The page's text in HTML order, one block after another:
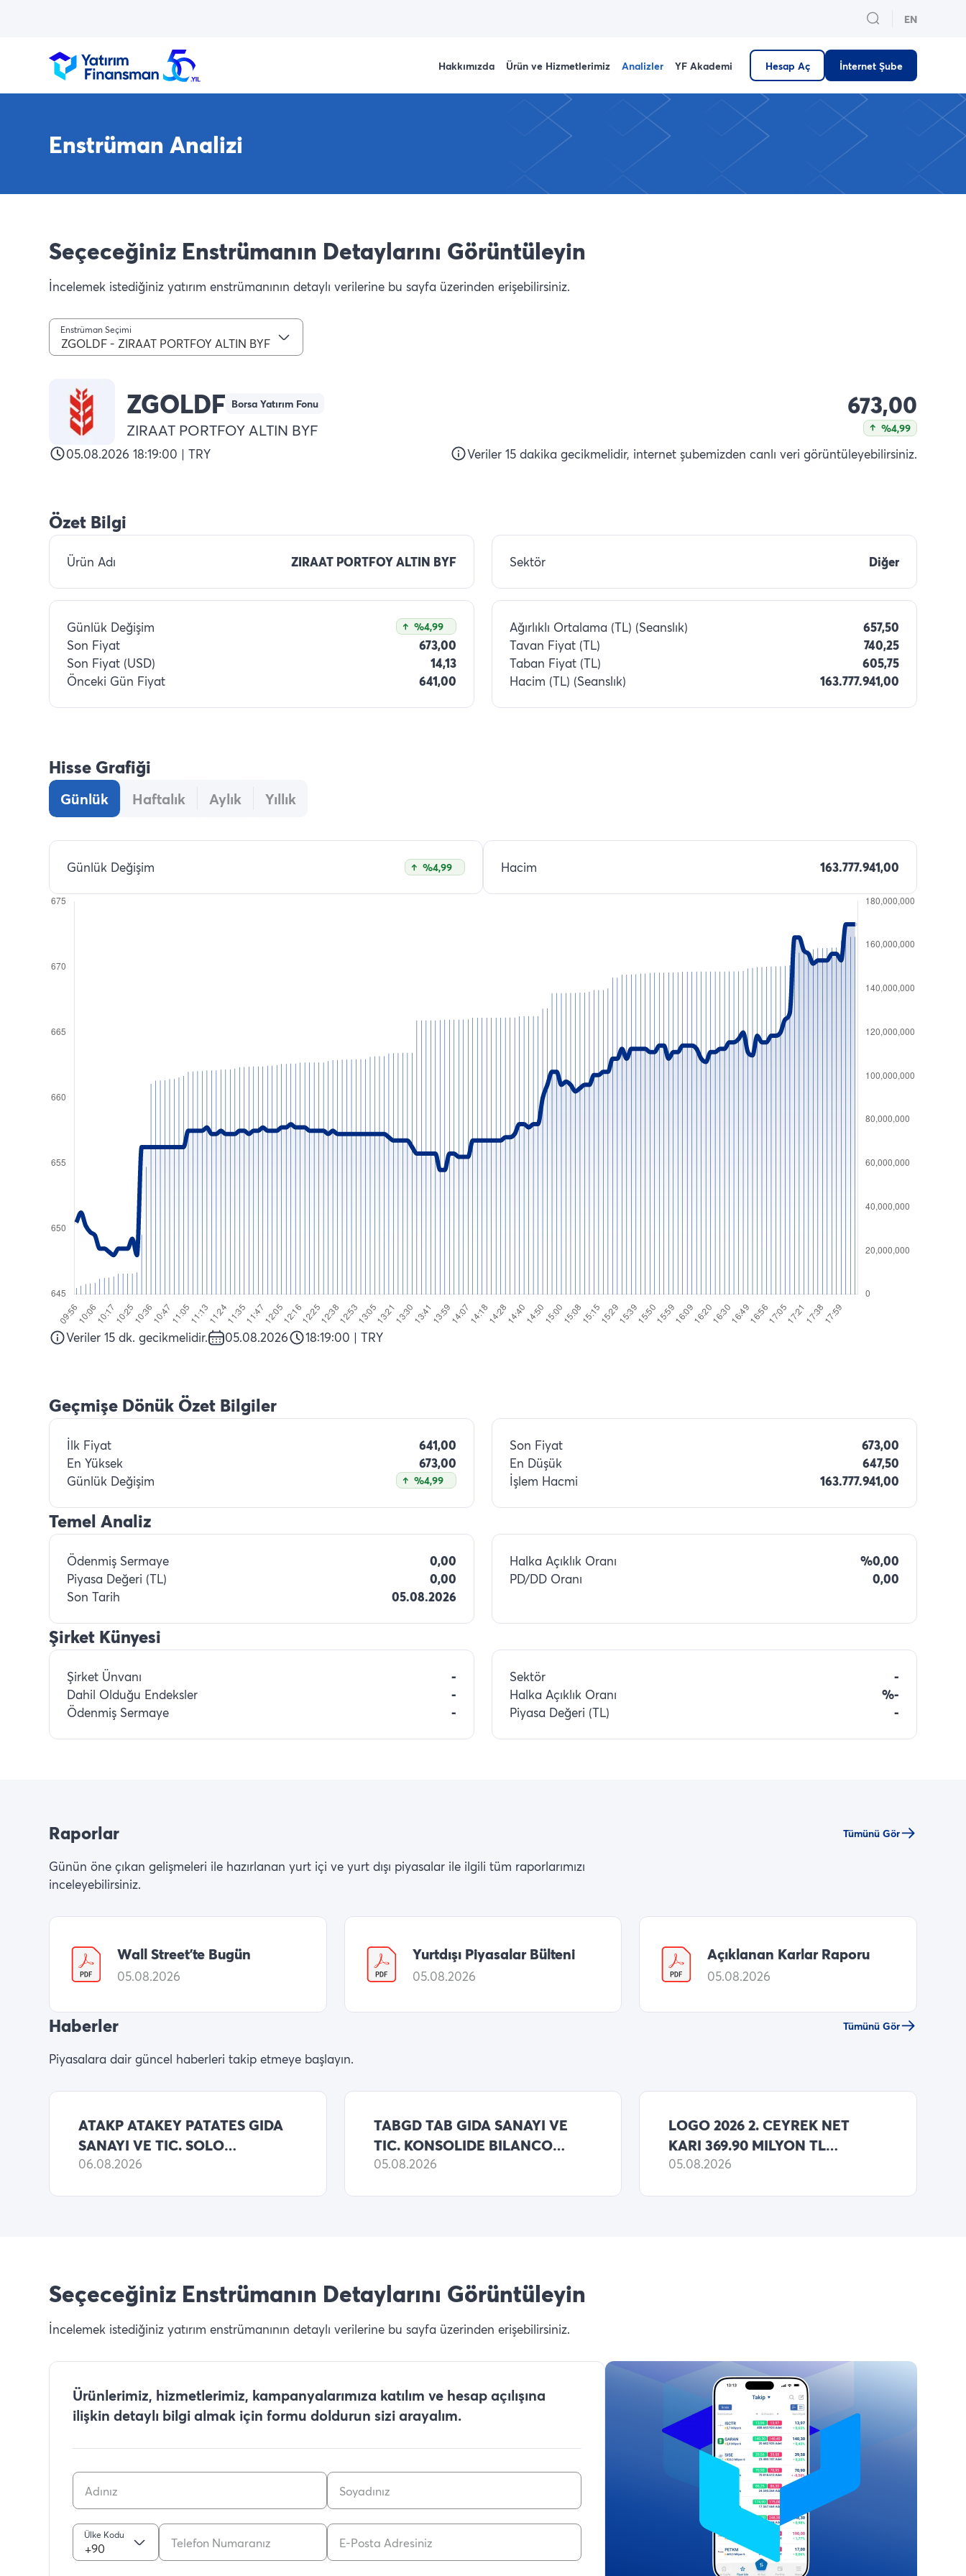
EN
Hakkımızda Ürün ve Hizmetlerimiz Analizler YF Akademi Hesap Aç İnternet Şube
Enstrüman Analizi
Seçeceğiniz Enstrümanın Detaylarını Görüntüleyin
İncelemek istediğiniz yatırım enstrümanının detaylı verilerine bu sayfa üzerinden erişebilirsiniz.
Enstrüman Seçimi
ZGOLDF - ZIRAAT PORTFOY ALTIN BYF
ZGOLDF Borsa Yatırım Fonu
ZIRAAT PORTFOY ALTIN BYF
673,00
%4,99
05.08.2026 18:19:00 | TRY Veriler 15 dakika gecikmelidir, internet şubemizden canlı veri görüntüleyebilirsiniz.
Özet Bilgi
Ürün Adı ZIRAAT PORTFOY ALTIN BYF Sektör Diğer
Günlük Değişim %4,99
Son Fiyat
673,00
Son Fiyat (USD)
14,13
Önceki Gün Fiyat
641,00
Ağırlıklı Ortalama (TL) (Seanslık)
657,50
Tavan Fiyat (TL)
740,25
Taban Fiyat (TL)
605,75
Hacim (TL) (Seanslık)
163.777.941,00
Hisse Grafiği
Günlük Haftalık Aylık Yıllık
Günlük Değişim %4,99 Hacim 163.777.941,00
Veriler 15 dk. gecikmelidir. 05.08.2026 18:19:00 | TRY
Geçmişe Dönük Özet Bilgiler
İlk Fiyat
641,00
En Yüksek
673,00
Günlük Değişim
%4,99
Son Fiyat
673,00
En Düşük
647,50
İşlem Hacmi
163.777.941,00
Temel Analiz
Ödenmiş Sermaye
0,00
Piyasa Değeri (TL)
0,00
Son Tarih
05.08.2026
Halka Açıklık Oranı
%0,00
PD/DD Oranı
0,00
Şirket Künyesi
Şirket Ünvanı
-
Dahil Olduğu Endeksler
-
Ödenmiş Sermaye
-
Sektör
-
Halka Açıklık Oranı
%-
Piyasa Değeri (TL)
-
Raporlar Tümünü Gör
Günün öne çıkan gelişmeleri ile hazırlanan yurt içi ve yurt dışı piyasalar ile ilgili tüm raporlarımızı
inceleyebilirsiniz.
Wall Street’te Bugün
05.08.2026
Yurtdışı Piyasalar Bülteni
05.08.2026
Açıklanan Karlar Raporu
05.08.2026
Haberler Tümünü Gör
Piyasalara dair güncel haberleri takip etmeye başlayın.
ATAKP ATAKEY PATATES GIDA
SANAYI VE TIC. SOLO
BILANCO 2026 6 AYLIK NET
06.08.2026
TABGD TAB GIDA SANAYI VE
TIC. KONSOLIDE BILANCO
2026 6 AYLIK NET KARI
05.08.2026
LOGO 2026 2. CEYREK NET
KARI 369.90 MILYON TL
(MATRIKS HABER ANKETI
05.08.2026
Seçeceğiniz Enstrümanın Detaylarını Görüntüleyin
İncelemek istediğiniz yatırım enstrümanının detaylı verilerine bu sayfa üzerinden erişebilirsiniz.
Ürünlerimiz, hizmetlerimiz, kampanyalarımıza katılım ve hesap açılışına
ilişkin detaylı bilgi almak için formu doldurun sizi arayalım.
Ülke Kodu
+90